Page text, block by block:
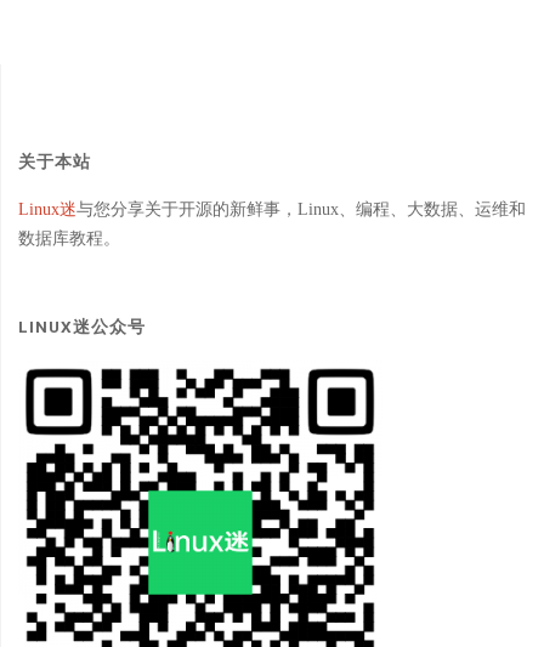
关于本站
Linux迷与您分享关于开源的新鲜事，Linux、编程、大数据、运维和
数据库教程。
LINUX迷公众号